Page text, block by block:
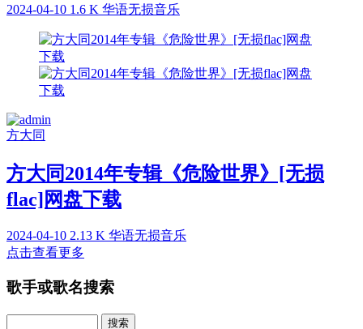
2024-04-10 1.6 K 华语无损音乐
方大同
方大同2014年专辑《危险世界》[无损
flac]网盘下载
2024-04-10 2.13 K 华语无损音乐
点击查看更多
歌手或歌名搜索